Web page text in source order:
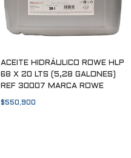
ACEITE HIDRÁULICO ROWE HLP
68 X 20 LTS (5,28 GALONES)
REF 30007 MARCA ROWE
$550,900